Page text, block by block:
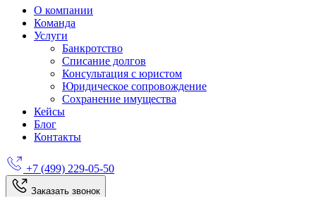
О компании
Команда
Услуги
Банкротство
Списание долгов
Консультация с юристом
Юридическое сопровождение
Сохранение имущества
Кейсы
Блог
Контакты
+7 (499) 229-05-50
Заказать звонок